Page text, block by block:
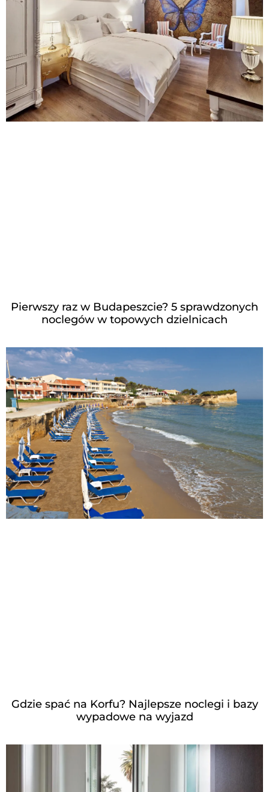
Pierwszy raz w Budapeszcie? 5 sprawdzonych
noclegów w topowych dzielnicach
Gdzie spać na Korfu? Najlepsze noclegi i bazy
wypadowe na wyjazd